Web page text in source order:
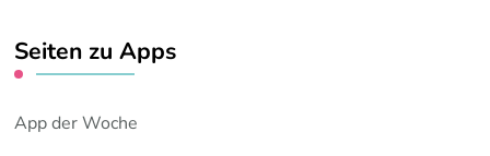
Seiten zu Apps
App der Woche